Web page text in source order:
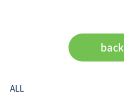
back
ALL